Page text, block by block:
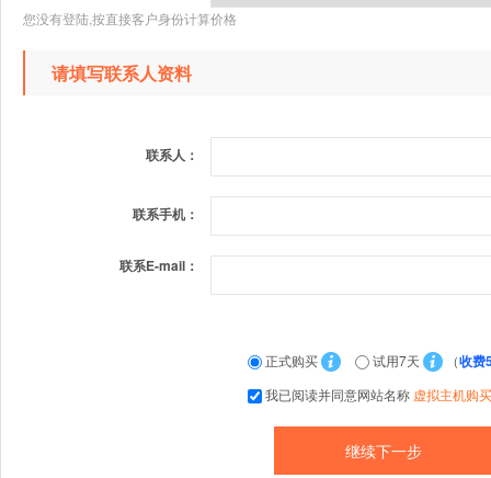
您没有登陆,按直接客户身份计算价格
请填写联系人资料
联系人：
联系手机：
联系E-mail：
正式购买 试用7天 （收费
我已阅读并同意网站名称 虚拟主机购